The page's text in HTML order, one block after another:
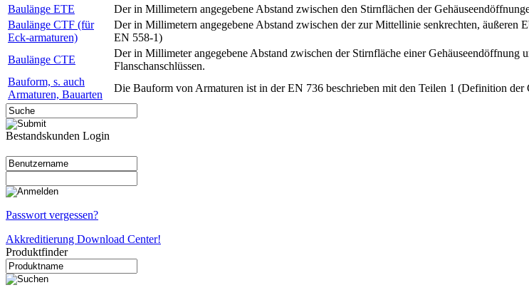
Baulänge ETE
Der in Millimetern angegebene Abstand zwischen den Stirnflächen der
Baulänge CTF (für
Eck-armaturen)
Der in Millimetern angegebene Abstand zwischen der zur Mittellinie senkrechten, äußeren
EN 558-1)
Baulänge CTE
Der in Millimeter angegebene Abstand zwischen der Stirnfläche einer Gehäuseendöffnung
Flanschanschlüssen.
Bauform, s. auch
Armaturen, Bauarten
Die Bauform von Armaturen ist in der EN 736 beschrieben mit den Teilen 1 (Definition
Bestandskunden Login
Passwort vergessen?
Akkreditierung Download Center!
Produktfinder